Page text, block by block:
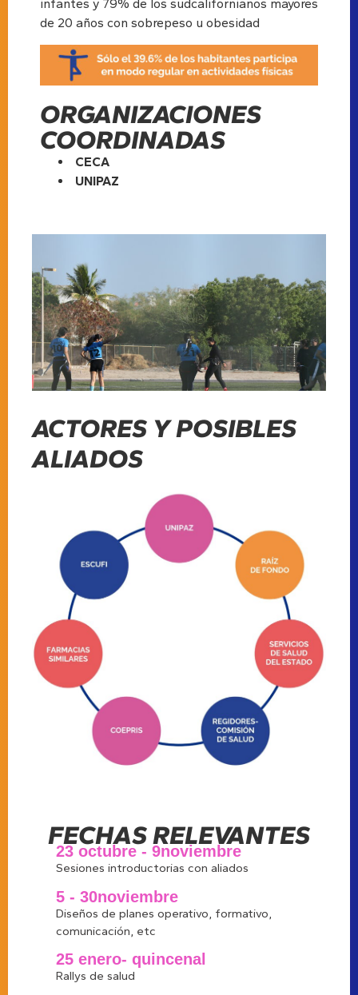
infantes y 79% de los sudcalifornianos mayores
de 20 años con sobrepeso u obesidad
ORGANIZACIONES
COORDINADAS
CECA
UNIPAZ
ACTORES Y POSIBLES
ALIADOS
FECHAS RELEVANTES
23 octubre - 9noviembre
Sesiones introductorias con aliados
5 - 30noviembre
Diseños de planes operativo, formativo,
comunicación, etc
25 enero- quincenal
Rallys de salud